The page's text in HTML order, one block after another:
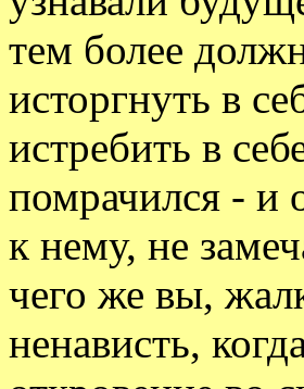
тем более
исторгнуть в
истребить в
помрачился - и
к нему, не
чего же вы,
ненависть,